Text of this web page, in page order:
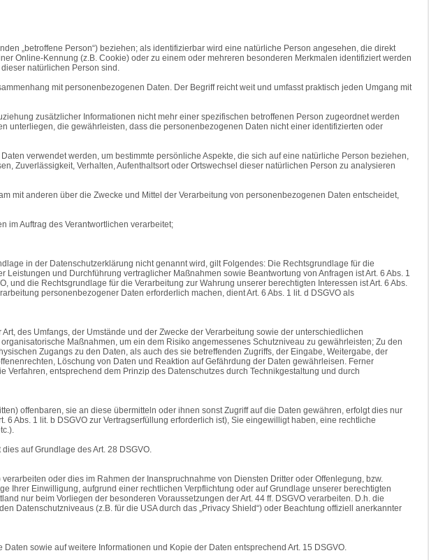
„betroffene Person“) beziehen; als identifizierbar wird eine natürliche Person angesehen, die direkt
Online-Kennung (z.B. Cookie) oder zu einem oder mehreren besonderen Merkmalen identifiziert werden
natürlichen Person sind.
mit personenbezogenen Daten. Der Begriff reicht weit und umfasst praktisch jeden Umgang mit
zusätzlicher Informationen nicht mehr einer spezifischen betroffenen Person zugeordnet werden
unterliegen, die gewährleisten, dass die personenbezogenen Daten nicht einer identifizierten oder
verwendet werden, um bestimmte persönliche Aspekte, die sich auf eine natürliche Person beziehen,
Zuverlässigkeit, Verhalten, Aufenthaltsort oder Ortswechsel dieser natürlichen Person zu analysieren
mit anderen über die Zwecke und Mittel der Verarbeitung von personenbezogenen Daten entscheidet,
im Auftrag des Verantwortlichen verarbeitet;
in der Datenschutzerklärung nicht genannt wird, gilt Folgendes: Die Rechtsgrundlage für die
und Durchführung vertraglicher Maßnahmen sowie Beantwortung von Anfragen ist Art. 6 Abs. 1
und die Rechtsgrundlage für die Verarbeitung zur Wahrung unserer berechtigten Interessen ist Art. 6 Abs.
personenbezogener Daten erforderlich machen, dient Art. 6 Abs. 1 lit. d DSGVO als
des Umfangs, der Umstände und der Zwecke der Verarbeitung sowie der unterschiedlichen
Maßnahmen, um ein dem Risiko angemessenes Schutzniveau zu gewährleisten; Zu den
Zugangs zu den Daten, als auch des sie betreffenden Zugriffs, der Eingabe, Weitergabe, der
Löschung von Daten und Reaktion auf Gefährdung der Daten gewährleisen. Ferner
entsprechend dem Prinzip des Datenschutzes durch Technikgestaltung und durch
offenbaren, sie an diese übermitteln oder ihnen sonst Zugriff auf die Daten gewähren, erfolgt dies nur
Abs. 1 lit. b DSGVO zur Vertragserfüllung erforderlich ist), Sie eingewilligt haben, eine rechtliche
auf Grundlage des Art. 28 DSGVO.
oder dies im Rahmen der Inanspruchnahme von Diensten Dritter oder Offenlegung, bzw.
Ihrer Einwilligung, aufgrund einer rechtlichen Verpflichtung oder auf Grundlage unserer berechtigten
nur beim Vorliegen der besonderen Voraussetzungen der Art. 44 ff. DSGVO verarbeiten. D.h. die
Datenschutzniveaus (z.B. für die USA durch das „Privacy Shield“) oder Beachtung offiziell anerkannter
sowie auf weitere Informationen und Kopie der Daten entsprechend Art. 15 DSGVO.